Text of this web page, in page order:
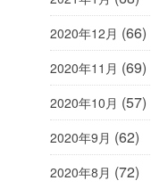
2020年12月 (66)
2020年11月 (69)
2020年10月 (57)
2020年9月 (62)
2020年8月 (72)